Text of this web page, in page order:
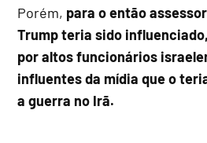
Porém, para o então
Trump teria sido
por altos funcionários
influentes da mídia que o
a guerra no Irã.